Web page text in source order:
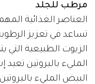
مرطب للجلد
العناصر الغذائية
تساعد في تعزيز
الزيوت الطبيعية التي
المليء بالبروتين تعيد
البيض المليء